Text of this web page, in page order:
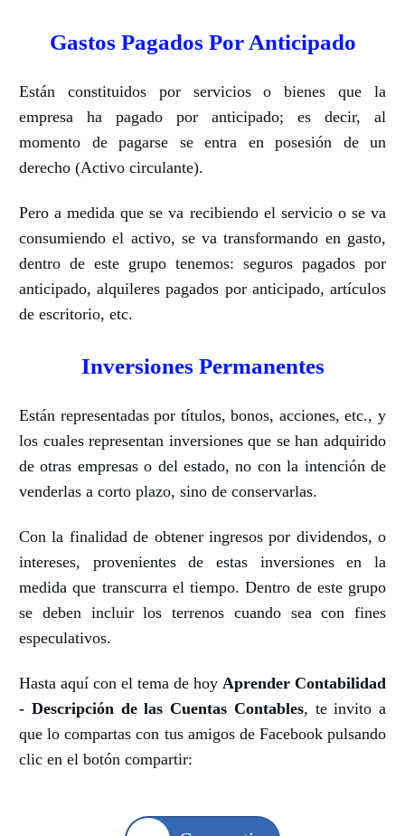
Gastos Pagados Por Anticipado
Están constituidos por servicios o bienes que la
empresa ha pagado por anticipado; es decir, al
momento de pagarse se entra en posesión de un
derecho (Activo circulante).
Pero a medida que se va recibiendo el servicio o se va
consumiendo el activo, se va transformando en gasto,
dentro de este grupo tenemos: seguros pagados por
anticipado, alquileres pagados por anticipado, artículos
de escritorio, etc.
Inversiones Permanentes
Están representadas por títulos, bonos, acciones, etc., y
los cuales representan inversiones que se han adquirido
de otras empresas o del estado, no con la intención de
venderlas a corto plazo, sino de conservarlas.
Con la finalidad de obtener ingresos por dividendos, o
intereses, provenientes de estas inversiones en la
medida que transcurra el tiempo. Dentro de este grupo
se deben incluir los terrenos cuando sea con fines
especulativos.
Hasta aquí con el tema de hoy Aprender Contabilidad
- Descripción de las Cuentas Contables, te invito a
que lo compartas con tus amigos de Facebook pulsando
clic en el botón compartir: